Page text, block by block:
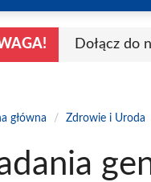
Dołącz do
główna / Zdrowie i Uroda